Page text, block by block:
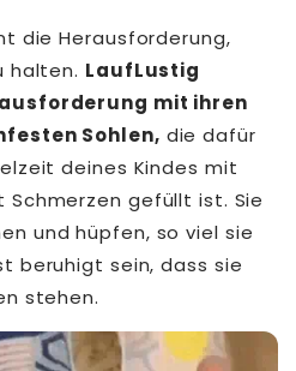
die Herausforderung,
halten. LaufLustig
mit ihren
Sohlen, die dafür
deines Kindes mit
Schmerzen gefüllt ist. Sie
und hüpfen, so viel sie
beruhigt sein, dass sie
stehen.